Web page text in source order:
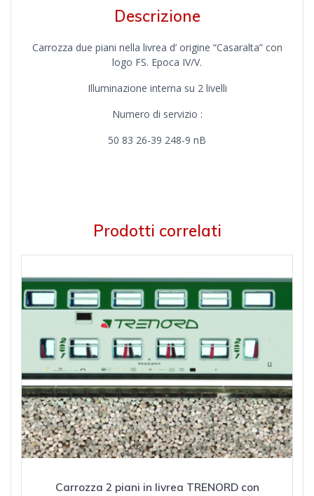
Descrizione
Carrozza due piani nella livrea d’ origine “Casaralta” con
logo FS. Epoca IV/V.
Illuminazione interna su 2 livelli
Numero di servizio :
50 83 26-39 248-9 nB
Prodotti correlati
Carrozza 2 piani in livrea TRENORD con